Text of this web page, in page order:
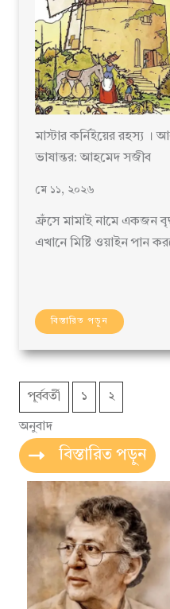
মাস্টার কর্নিইয়ের রহস্য
ভাষান্তর: আহমেদ সজীব
মে ১১, ২০২৬
ফ্রঁসে মামাই নামে একজন
এখানে মিষ্টি ওয়াইন পান
বিস্তারিত পড়ুন
পূর্ববর্তী ১ ২
অনুবাদ
বিস্তারিত পড়ুন